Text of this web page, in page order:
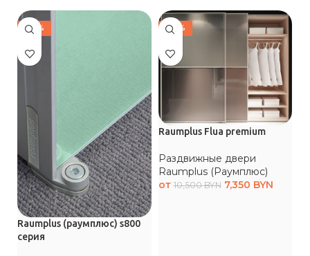
-30%
Raumplus (раумплюс) s800
серия
-30%
Raumplus Flua premium
Раздвижные двери
Raumplus (Раумплюс)
от 10,500BYN 7,350 BYN